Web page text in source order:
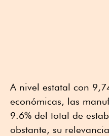
A nivel estatal con
económicas, las
9.6% del total de
obstante, su